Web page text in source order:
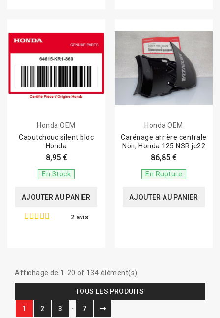
Honda OEM
Caoutchouc silent bloc
Honda
8,95 €
En Stock
AJOUTER AU PANIER
2 avis
Honda OEM
Carénage arrière centrale
Noir, Honda 125 NSR jc22
86,85 €
En Rupture
AJOUTER AU PANIER
Affichage de 1-20 of 134 élément(s)
TOUS LES PRODUITS
1 2 3 7